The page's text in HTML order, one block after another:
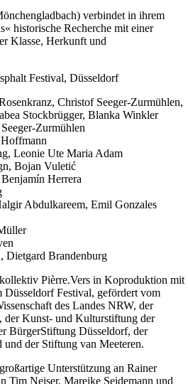
verbindet in ihrem
historische Recherche mit einer
Klasse, Herkunft und
Festival, Düsseldorf
Christof Seeger-Zurmühlen,
Stockbrügger, Blanka Winkler
Zurmühlen
Leonie Ute Maria Adam
Bojan Vuletić
Herrera
Abdulkareem, Emil Gonzales
Dietgard Brandenburg
Pièrre.Vers in Koproduktion mit
Düsseldorf Festival, gefördert vom
des Landes NRW, der
der Kunst- und Kulturstiftung der
BürgerStiftung Düsseldorf, der
und der Stiftung van Meeteren.
Unterstützung an Rainer
Tim Neiser, Mareike Seidemann und